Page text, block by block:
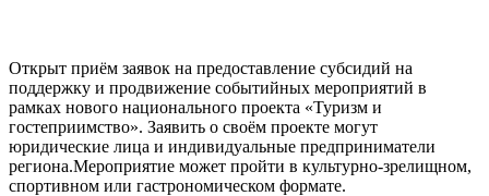
Открыт приём заявок на предоставление субсидий на
поддержку и продвижение событийных мероприятий в
рамках нового национального проекта «Туризм и
гостеприимство». Заявить о своём проекте могут
юридические лица и индивидуальные предприниматели
региона.Мероприятие может пройти в культурно-зрелищном,
спортивном или гастрономическом формате.